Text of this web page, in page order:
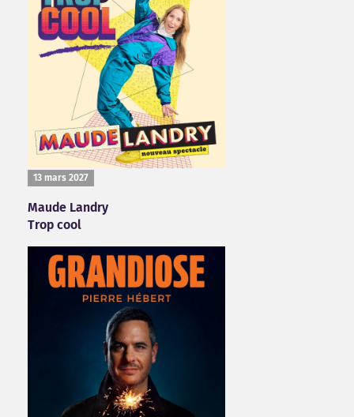
13 mars 2027
Maude Landry
Trop cool